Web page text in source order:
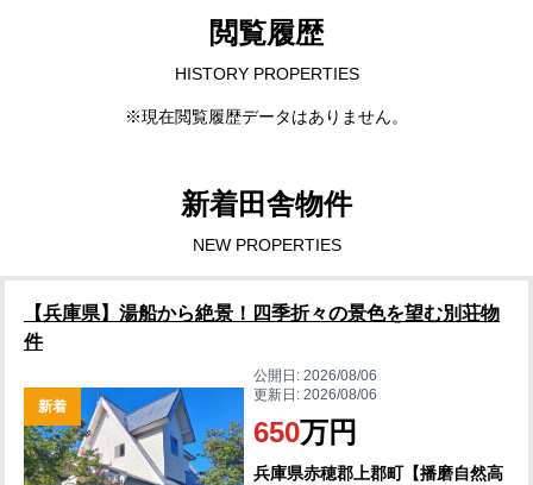
閲覧履歴
HISTORY PROPERTIES
※現在閲覧履歴データはありません。
新着田舎物件
NEW PROPERTIES
【兵庫県】湯船から絶景！四季折々の景色を望む別荘物
件
新着
公開日:2026/08/06
更新日:2026/08/06
650万円
兵庫県赤穂郡上郡町【播磨自然高